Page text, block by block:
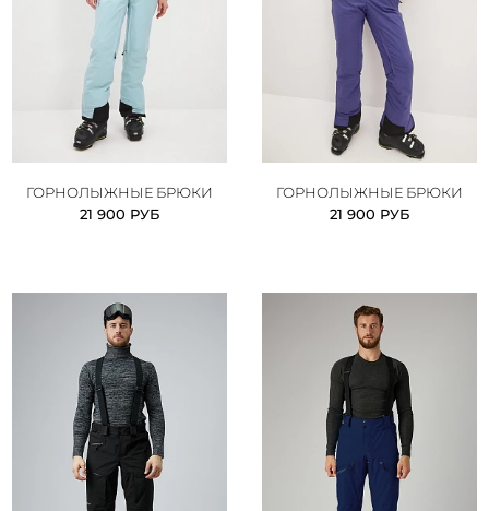
ГОРНОЛЫЖНЫЕ БРЮКИ
21 900 РУБ
ГОРНОЛЫЖНЫЕ БРЮКИ
21 900 РУБ